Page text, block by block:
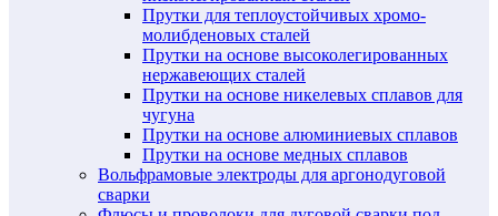
Прутки для теплоустойчивых хромо-
молибденовых сталей
Прутки на основе высоколегированных
нержавеющих сталей
Прутки на основе никелевых сплавов для
чугуна
Прутки на основе алюминиевых сплавов
Прутки на основе медных сплавов
Вольфрамовые электроды для аргонодуговой
сварки